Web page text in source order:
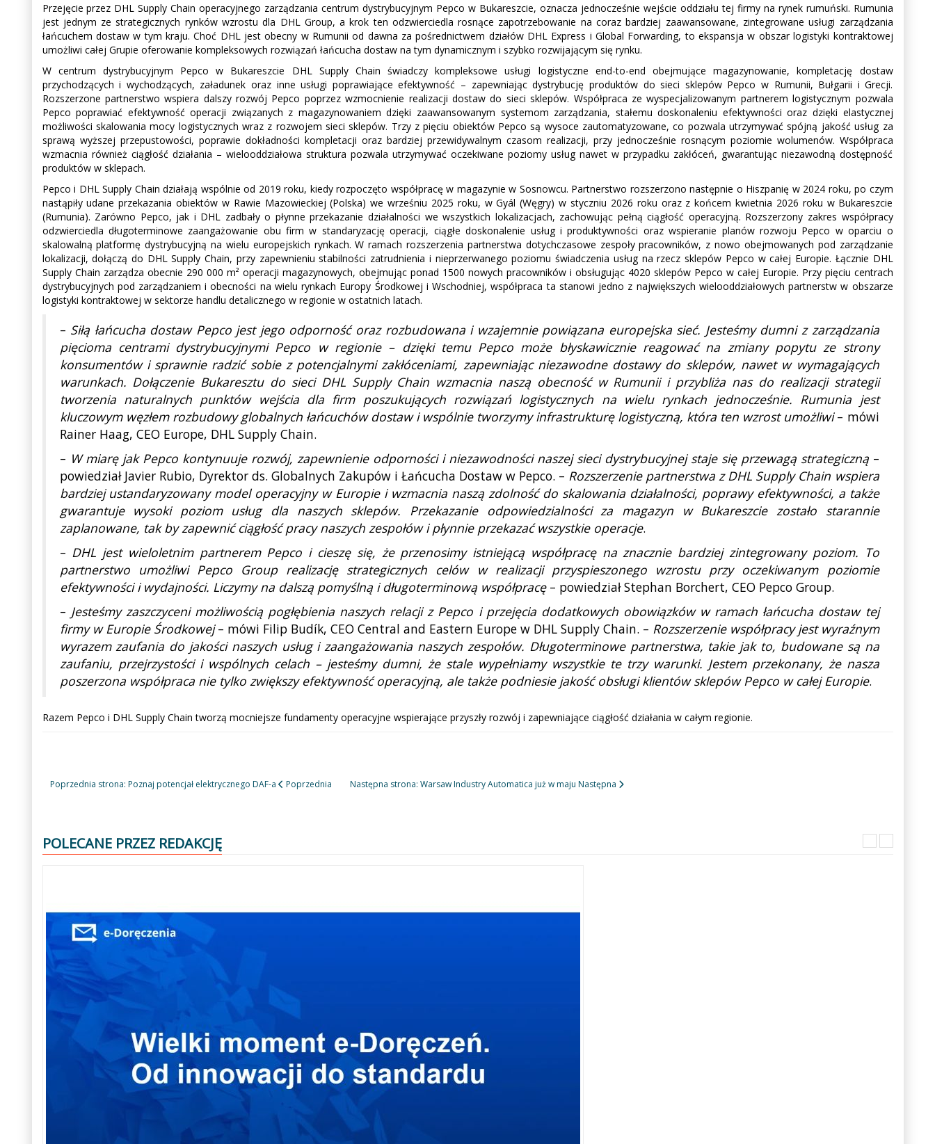
Przejęcie przez DHL Supply Chain operacyjnego zarządzania centrum dystrybucyjnym Pepco w Bukareszcie, oznacza jednocześnie wejście oddziału tej firmy na rynek rumuński. Rumunia
jest jednym ze strategicznych rynków wzrostu dla DHL Group, a krok ten odzwierciedla rosnące zapotrzebowanie na coraz bardziej zaawansowane, zintegrowane usługi zarządzania
łańcuchem dostaw w tym kraju. Choć DHL jest obecny w Rumunii od dawna za pośrednictwem działów DHL Express i Global Forwarding, to ekspansja w obszar logistyki kontraktowej
umożliwi całej Grupie oferowanie kompleksowych rozwiązań łańcucha dostaw na tym dynamicznym i szybko rozwijającym się rynku.
W centrum dystrybucyjnym Pepco w Bukareszcie DHL Supply Chain świadczy kompleksowe usługi logistyczne end-to-end obejmujące magazynowanie, kompletację dostaw
przychodzących i wychodzących, załadunek oraz inne usługi poprawiające efektywność – zapewniając dystrybucję produktów do sieci sklepów Pepco w Rumunii, Bułgarii i Grecji.
Rozszerzone partnerstwo wspiera dalszy rozwój Pepco poprzez wzmocnienie realizacji dostaw do sieci sklepów. Współpraca ze wyspecjalizowanym partnerem logistycznym pozwala
Pepco poprawiać efektywność operacji związanych z magazynowaniem dzięki zaawansowanym systemom zarządzania, stałemu doskonaleniu efektywności oraz dzięki elastycznej
możliwości skalowania mocy logistycznych wraz z rozwojem sieci sklepów. Trzy z pięciu obiektów Pepco są wysoce zautomatyzowane, co pozwala utrzymywać spójną jakość usług za
sprawą wyższej przepustowości, poprawie dokładności kompletacji oraz bardziej przewidywalnym czasom realizacji, przy jednocześnie rosnącym poziomie wolumenów. Współpraca
wzmacnia również ciągłość działania – wielooddziałowa struktura pozwala utrzymywać oczekiwane poziomy usług nawet w przypadku zakłóceń, gwarantując niezawodną dostępność
produktów w sklepach.
Pepco i DHL Supply Chain działają wspólnie od 2019 roku, kiedy rozpoczęto współpracę w magazynie w Sosnowcu. Partnerstwo rozszerzono następnie o Hiszpanię w 2024 roku, po czym
nastąpiły udane przekazania obiektów w Rawie Mazowieckiej (Polska) we wrześniu 2025 roku, w Gyál (Węgry) w styczniu 2026 roku oraz z końcem kwietnia 2026 roku w Bukareszcie
(Rumunia). Zarówno Pepco, jak i DHL zadbały o płynne przekazanie działalności we wszystkich lokalizacjach, zachowując pełną ciągłość operacyjną. Rozszerzony zakres współpracy
odzwierciedla długoterminowe zaangażowanie obu firm w standaryzację operacji, ciągłe doskonalenie usług i produktywności oraz wspieranie planów rozwoju Pepco w oparciu o
skalowalną platformę dystrybucyjną na wielu europejskich rynkach. W ramach rozszerzenia partnerstwa dotychczasowe zespoły pracowników, z nowo obejmowanych pod zarządzanie
lokalizacji, dołączą do DHL Supply Chain, przy zapewnieniu stabilności zatrudnienia i nieprzerwanego poziomu świadczenia usług na rzecz sklepów Pepco w całej Europie. Łącznie DHL
Supply Chain zarządza obecnie 290 000 m² operacji magazynowych, obejmując ponad 1500 nowych pracowników i obsługując 4020 sklepów Pepco w całej Europie. Przy pięciu centrach
dystrybucyjnych pod zarządzaniem i obecności na wielu rynkach Europy Środkowej i Wschodniej, współpraca ta stanowi jedno z największych wielooddziałowych partnerstw w obszarze
logistyki kontraktowej w sektorze handlu detalicznego w regionie w ostatnich latach.
– Siłą łańcucha dostaw Pepco jest jego odporność oraz rozbudowana i wzajemnie powiązana europejska sieć. Jesteśmy dumni z zarządzania
pięcioma centrami dystrybucyjnymi Pepco w regionie – dzięki temu Pepco może błyskawicznie reagować na zmiany popytu ze strony
konsumentów i sprawnie radzić sobie z potencjalnymi zakłóceniami, zapewniając niezawodne dostawy do sklepów, nawet w wymagających
warunkach. Dołączenie Bukaresztu do sieci DHL Supply Chain wzmacnia naszą obecność w Rumunii i przybliża nas do realizacji strategii
tworzenia naturalnych punktów wejścia dla firm poszukujących rozwiązań logistycznych na wielu rynkach jednocześnie. Rumunia jest
kluczowym węzłem rozbudowy globalnych łańcuchów dostaw i wspólnie tworzymy infrastrukturę logistyczną, która ten wzrost umożliwi– mówi
Rainer Haag, CEO Europe, DHL Supply Chain.
– W miarę jak Pepco kontynuuje rozwój, zapewnienie odporności i niezawodności naszej sieci dystrybucyjnej staje się przewagą strategiczną–
powiedział Javier Rubio, Dyrektor ds. Globalnych Zakupów i Łańcucha Dostaw w Pepco. – Rozszerzenie partnerstwa z DHL Supply Chain wspiera
bardziej ustandaryzowany model operacyjny w Europie i wzmacnia naszą zdolność do skalowania działalności, poprawy efektywności, a także
gwarantuje wysoki poziom usług dla naszych sklepów. Przekazanie odpowiedzialności za magazyn w Bukareszcie zostało starannie
zaplanowane, tak by zapewnić ciągłość pracy naszych zespołów i płynnie przekazać wszystkie operacje.
– DHL jest wieloletnim partnerem Pepco i cieszę się, że przenosimy istniejącą współpracę na znacznie bardziej zintegrowany poziom. To
partnerstwo umożliwi Pepco Group realizację strategicznych celów w realizacji przyspieszonego wzrostu przy oczekiwanym poziomie
efektywności i wydajności. Liczymy na dalszą pomyślną i długoterminową współpracę– powiedział Stephan Borchert, CEO Pepco Group.
– Jesteśmy zaszczyceni możliwością pogłębienia naszych relacji z Pepco i przejęcia dodatkowych obowiązków w ramach łańcucha dostaw tej
firmy w Europie Środkowej– mówi Filip Budík, CEO Central and Eastern Europe w DHL Supply Chain. – Rozszerzenie współpracy jest wyraźnym
wyrazem zaufania do jakości naszych usług i zaangażowania naszych zespołów. Długoterminowe partnerstwa, takie jak to, budowane są na
zaufaniu, przejrzystości i wspólnych celach – jesteśmy dumni, że stale wypełniamy wszystkie te trzy warunki. Jestem przekonany, że nasza
poszerzona współpraca nie tylko zwiększy efektywność operacyjną, ale także podniesie jakość obsługi klientów sklepów Pepco w całej Europie.
Razem Pepco i DHL Supply Chain tworzą mocniejsze fundamenty operacyjne wspierające przyszły rozwój i zapewniające ciągłość działania w całym regionie.
Poprzednia strona: Poznaj potencjał elektrycznego DAF-a Poprzednia Następna strona: Warsaw Industry Automatica już w maju Następna
POLECANE PRZEZ REDAKCJĘ
Poprzedni
Następny